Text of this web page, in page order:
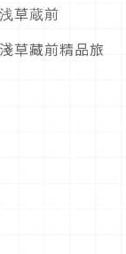
草蔵前
草藏前精品旅